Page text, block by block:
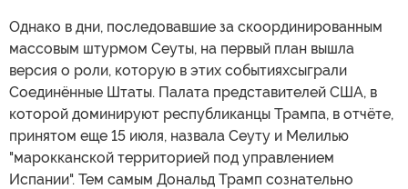
Однако в дни, последовавшие за скоординированным
массовым штурмом Сеуты, на первый план вышла
версия о роли, которую в этих событияхсыграли
Соединённые Штаты. Палата представителей США, в
которой доминируют республиканцы Трампа, в отчёте,
принятом еще 15 июля, назвала Сеуту и Мелилью
"марокканской территорией под управлением
Испании". Тем самым Дональд Трамп сознательно